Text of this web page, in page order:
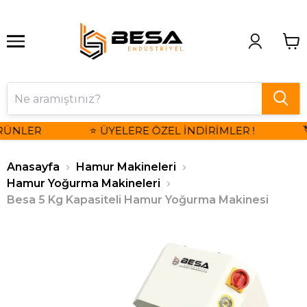
⭐ ÜYELERE ÖZEL İNDİRİMLER !
Anasayfa
Hamur Makineleri
Hamur Yoğurma Makineleri
Besa 5 Kg Kapasiteli Hamur Yoğurma Makinesi